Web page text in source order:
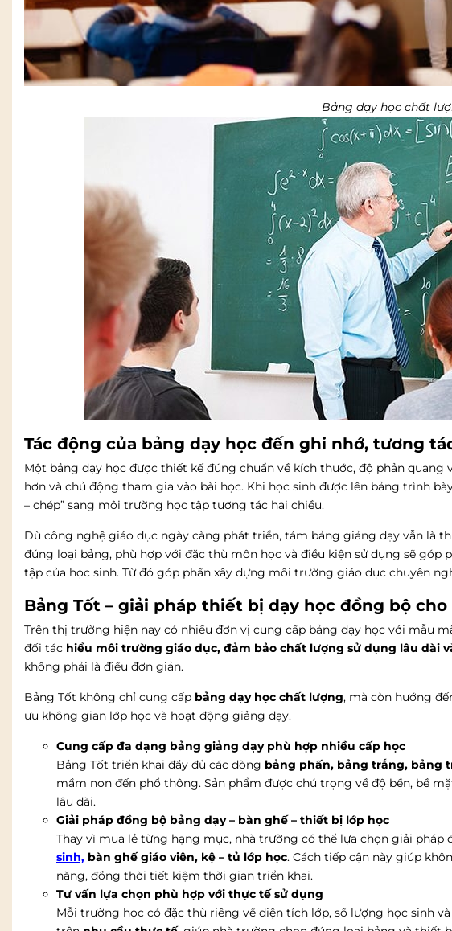
Bảng dạy học chất
Tác động của bảng dạy học đến ghi nhớ, tương
Một bảng dạy học được thiết kế đúng chuẩn về kích thước, độ phản
hơn và chủ động tham gia vào bài học. Khi học sinh được lên bảng trình
– chép” sang môi trường học tập tương tác hai chiều.
Dù công nghệ giáo dục ngày càng phát triển, tám bảng giảng dạy vẫn là
đúng loại bảng, phù hợp với đặc thù môn học và điều kiện sử dụng sẽ
tập của học sinh. Từ đó góp phần xây dựng môi trường giáo dục chuyên
Bảng Tốt – giải pháp thiết bị dạy học đồng bộ
Trên thị trường hiện nay có nhiều đơn vị cung cấp bảng dạy học với mẫu
đối tác hiểu môi trường giáo dục, đảm bảo chất lượng sử dụng lâu
không phải là điều đơn giản.
Bảng Tốt không chỉ cung cấp bảng dạy học chất lượng, mà còn hướng
ưu không gian lớp học và hoạt động giảng dạy.
Cung cấp đa dạng bảng giảng dạy phù hợp nhiều cấp học
Bảng Tốt triển khai đầy đủ các dòng bảng phấn, bảng trắng, bảng
mầm non đến phổ thông. Sản phẩm được chú trọng về độ bền, bề
lâu dài.
Giải pháp đồng bộ bảng dạy – bàn ghế – thiết bị lớp học
Thay vì mua lẻ từng hạng mục, nhà trường có thể lựa chọn giải pháp
sinh, bàn ghế giáo viên, kệ – tủ lớp học. Cách tiếp cận này giúp
năng, đồng thời tiết kiệm thời gian triển khai.
Tư vấn lựa chọn phù hợp với thực tế sử dụng
Mỗi trường học có đặc thù riêng về diện tích lớp, số lượng học sinh